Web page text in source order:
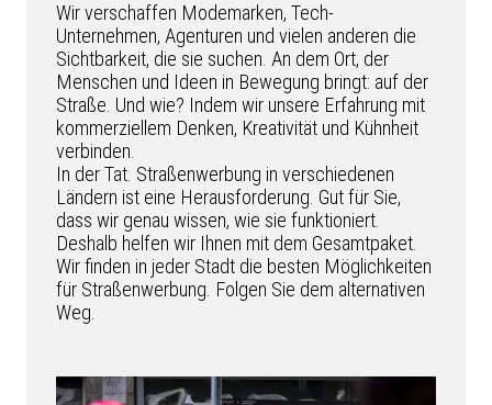
Wir verschaffen Modemarken, Tech-
Unternehmen, Agenturen und vielen anderen die
Sichtbarkeit, die sie suchen. An dem Ort, der
Menschen und Ideen in Bewegung bringt: auf der
Straße. Und wie? Indem wir unsere Erfahrung mit
kommerziellem Denken, Kreativität und Kühnheit
verbinden.
In der Tat. Straßenwerbung in verschiedenen
Ländern ist eine Herausforderung. Gut für Sie,
dass wir genau wissen, wie sie funktioniert.
Deshalb helfen wir Ihnen mit dem Gesamtpaket.
Wir finden in jeder Stadt die besten Möglichkeiten
für Straßenwerbung. Folgen Sie dem alternativen
Weg.